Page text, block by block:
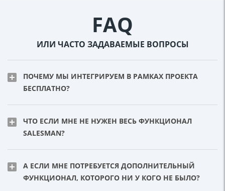
FAQ
ИЛИ ЧАСТО ЗАДАВАЕМЫЕ ВОПРОСЫ
ПОЧЕМУ МЫ ИНТЕГРИРУЕМ В РАМКАХ ПРОЕКТА
БЕСПЛАТНО?
ЧТО ЕСЛИ МНЕ НЕ НУЖЕН ВЕСЬ ФУНКЦИОНАЛ
SALESMAN?
А ЕСЛИ МНЕ ПОТРЕБУЕТСЯ ДОПОЛНИТЕЛЬНЫЙ
ФУНКЦИОНАЛ, КОТОРОГО НИ У КОГО НЕ БЫЛО?